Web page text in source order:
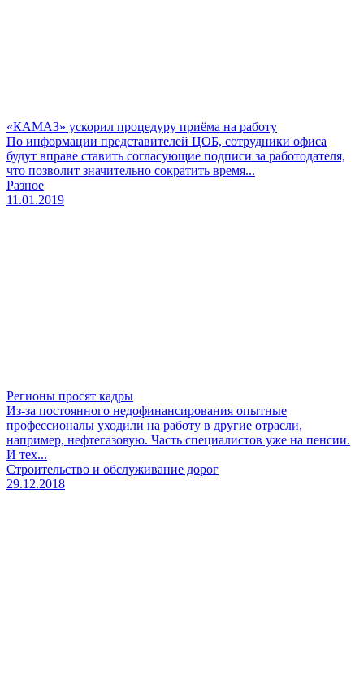
«КАМАЗ» ускорил процедуру приёма на работу
По информации представителей ЦОБ, сотрудники офиса
будут вправе ставить согласующие подписи за работодателя,
что позволит значительно сократить время...
Разное
11.01.2019
Регионы просят кадры
Из-за постоянного недофинансирования опытные
профессионалы уходили на работу в другие отрасли,
например, нефтегазовую. Часть специалистов уже на пенсии.
И тех...
Строительство и обслуживание дорог
29.12.2018